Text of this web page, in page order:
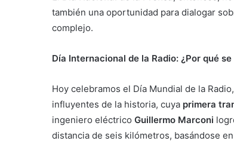
también una oportunidad para dialogar
complejo.
Día Internacional de la Radio: ¿Por qué
Hoy celebramos el Día Mundial de la
influyentes de la historia, cuya primera
ingeniero eléctrico Guillermo Marconi
distancia de seis kilómetros, basándose